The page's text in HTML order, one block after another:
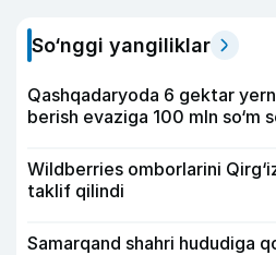
So‘nggi yangiliklar
Qashqadaryoda 6 gektar
berish evaziga 100 mln so‘m
Wildberries omborlarini
taklif qilindi
Samarqand shahri hududiga